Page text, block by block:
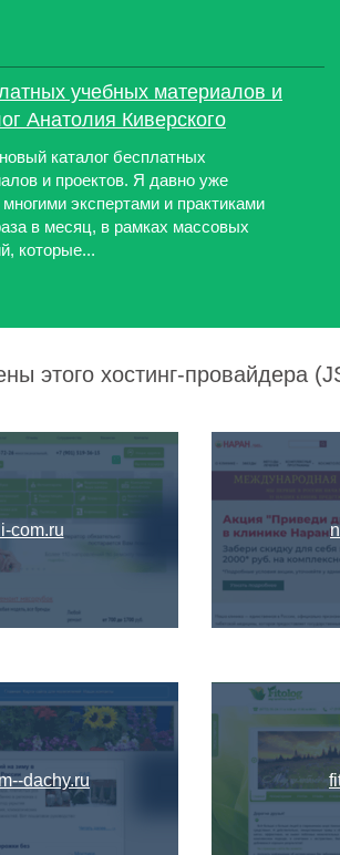
учебных материалов и
Анатолия Киверского
каталог бесплатных
и проектов. Я давно уже
экспертами и практиками
в месяц, в рамках массовых
которые...
этого хостинг-провайдера
com.ru
dachy.ru